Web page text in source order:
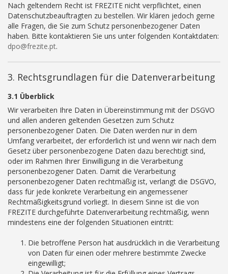
Nach geltendem Recht ist FREZITE nicht verpflichtet, einen
Datenschutzbeauftragten zu bestellen. Wir klären jedoch gerne
alle Fragen, die Sie zum Schutz personenbezogener Daten
haben. Bitte kontaktieren Sie uns unter folgenden Kontaktdaten:
dpo@frezite.pt.
3. Rechtsgrundlagen für die Datenverarbeitung
3.1 Überblick
Wir verarbeiten Ihre Daten in Übereinstimmung mit der DSGVO
und allen anderen geltenden Gesetzen zum Schutz
personenbezogener Daten. Die Daten werden nur in dem
Umfang verarbeitet, der erforderlich ist und wenn wir nach dem
Gesetz über personenbezogene Daten dazu berechtigt sind,
oder im Rahmen Ihrer Einwilligung in die Verarbeitung
personenbezogener Daten. Damit die Verarbeitung
personenbezogener Daten rechtmäßig ist, verlangt die DSGVO,
dass für jede konkrete Verarbeitung ein angemessener
Rechtmäßigkeitsgrund vorliegt. In diesem Sinne ist die von
FREZITE durchgeführte Datenverarbeitung rechtmäßig, wenn
mindestens eine der folgenden Situationen eintritt:
Die betroffene Person hat ausdrücklich in die Verarbeitung
von Daten für einen oder mehrere bestimmte Zwecke
eingewilligt;